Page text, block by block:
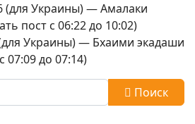
(для Украины) — Амалаки
пост с 06:22 до 10:02)
Украины) — Бхаими экадаши
07:09 до 07:14)
Поиск